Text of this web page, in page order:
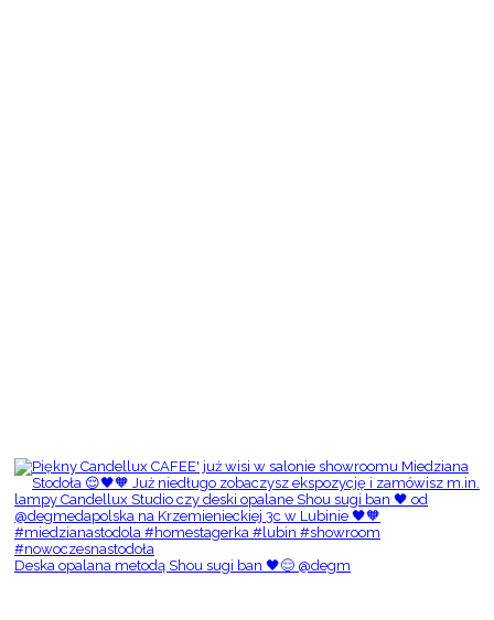
Deska opalana metodą Shou sugi ban 🖤😌 @degm